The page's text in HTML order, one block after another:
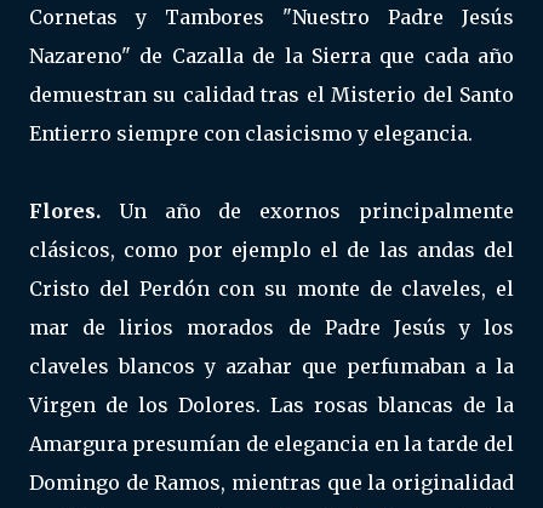
Cornetas y Tambores "Nuestro Padre Jesús
Nazareno" de Cazalla de la Sierra que cada año
demuestran su calidad tras el Misterio del Santo
Entierro siempre con clasicismo y elegancia.
Flores. Un año de exornos principalmente
clásicos, como por ejemplo el de las andas del
Cristo del Perdón con su monte de claveles, el
mar de lirios morados de Padre Jesús y los
claveles blancos y azahar que perfumaban a la
Virgen de los Dolores. Las rosas blancas de la
Amargura presumían de elegancia en la tarde del
Domingo de Ramos, mientras que la originalidad